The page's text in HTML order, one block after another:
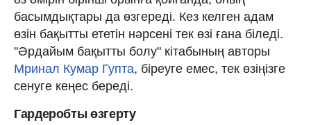
басымдықтары да өзгереді. Кез келген адам
өзін бақытты ететін нәрсені тек өзі ғана біледі.
"Әрдайым бақытты болу" кітабының авторы
Мринал Кумар Гупта, біреуге емес, тек өзіңізге
сенуге кеңес береді.
Гардеробты өзгерту